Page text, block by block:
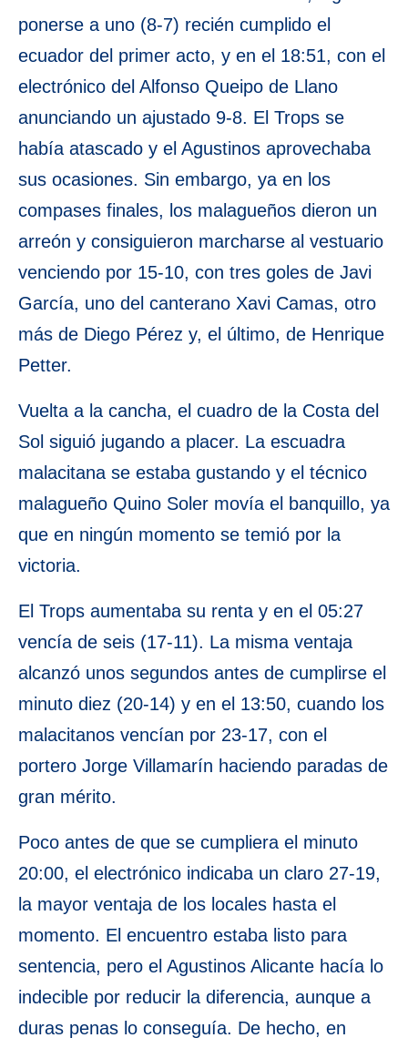
ponerse a uno (8-7) recién cumplido el
ecuador del primer acto, y en el 18:51, con el
electrónico del Alfonso Queipo de Llano
anunciando un ajustado 9-8. El Trops se
había atascado y el Agustinos aprovechaba
sus ocasiones. Sin embargo, ya en los
compases finales, los malagueños dieron un
arreón y consiguieron marcharse al vestuario
venciendo por 15-10, con tres goles de Javi
García, uno del canterano Xavi Camas, otro
más de Diego Pérez y, el último, de Henrique
Petter.
Vuelta a la cancha, el cuadro de la Costa del
Sol siguió jugando a placer. La escuadra
malacitana se estaba gustando y el técnico
malagueño Quino Soler movía el banquillo, ya
que en ningún momento se temió por la
victoria.
El Trops aumentaba su renta y en el 05:27
vencía de seis (17-11). La misma ventaja
alcanzó unos segundos antes de cumplirse el
minuto diez (20-14) y en el 13:50, cuando los
malacitanos vencían por 23-17, con el
portero Jorge Villamarín haciendo paradas de
gran mérito.
Poco antes de que se cumpliera el minuto
20:00, el electrónico indicaba un claro 27-19,
la mayor ventaja de los locales hasta el
momento. El encuentro estaba listo para
sentencia, pero el Agustinos Alicante hacía lo
indecible por reducir la diferencia, aunque a
duras penas lo conseguía. De hecho, en